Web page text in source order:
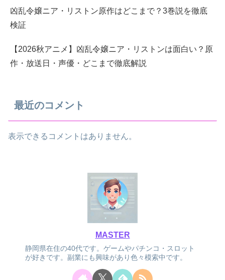
凶乱令嬢ニア・リストン原作はどこまで？3巻説を徹底
検証
【2026秋アニメ】凶乱令嬢ニア・リストンは面白い？原
作・放送日・声優・どこまで徹底解説
最近のコメント
表示できるコメントはありません。
MASTER
静岡県在住の40代です。ゲームやパチンコ・スロット
が好きです。副業にも興味があり色々模索中です。